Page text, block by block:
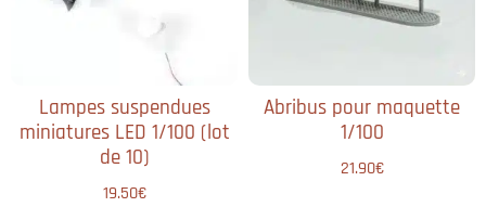
Lampes suspendues
miniatures LED 1/100 (lot
de 10)
19.50€
Abribus pour maquette
1/100
21.90€